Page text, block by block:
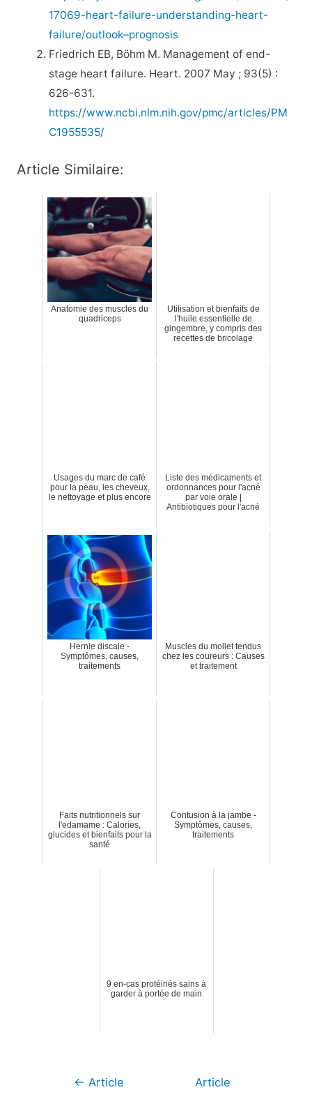
17069-heart-failure-understanding-heart-
failure/outlook–prognosis
Friedrich EB, Böhm M. Management of end-
stage heart failure. Heart. 2007 May ; 93(5) :
626-631.
https://www.ncbi.nlm.nih.gov/pmc/articles/PM
C1955535/
Article Similaire:
Anatomie des muscles du
quadriceps
Utilisation et bienfaits de
l'huile essentielle de
gingembre, y compris des
recettes de bricolage
Usages du marc de café
pour la peau, les cheveux,
le nettoyage et plus encore
Liste des médicaments et
ordonnances pour l'acné
par voie orale |
Antibiotiques pour l'acné
Hernie discale -
Symptômes, causes,
traitements
Muscles du mollet tendus
chez les coureurs : Causes
et traitement
Faits nutritionnels sur
l'edamame : Calories,
glucides et bienfaits pour la
santé
Contusion à la jambe -
Symptômes, causes,
traitements
9 en-cas protéinés sains à
garder à portée de main
Navigation
← Article
Article